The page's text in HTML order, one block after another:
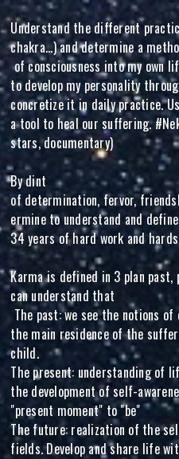
Understand the different
chakra...) and determine a
of consciousness into my own
to develop my personality
concretize it in daily practice.
a tool to heal our suffering.
stars, documentary)
By dint
of determination, fervor,
ermine to understand and
34 years of hard work and
Karma is defined in 3 plan
can understand that
The past: we see the notions of
the main residence of the
child.
The present: understanding of
the development of self-
"present moment" to "be"
The future: realization of the
fields. Develop and share life